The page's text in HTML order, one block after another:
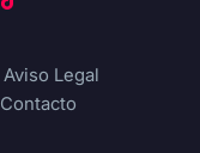
Aviso Legal
Contacto